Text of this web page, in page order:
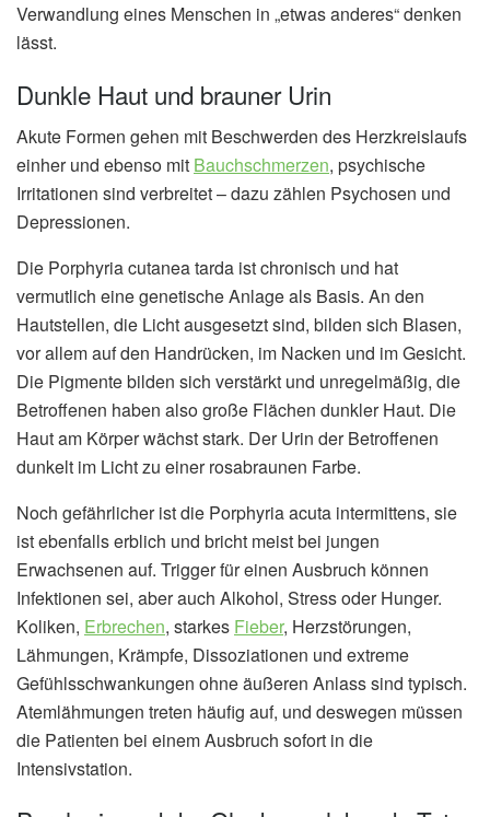
Verwandlung eines Menschen in „etwas anderes“ denken
lässt.
Dunkle Haut und brauner Urin
Akute Formen gehen mit Beschwerden des Herzkreislaufs
einher und ebenso mit Bauchschmerzen, psychische
Irritationen sind verbreitet – dazu zählen Psychosen und
Depressionen.
Die Porphyria cutanea tarda ist chronisch und hat
vermutlich eine genetische Anlage als Basis. An den
Hautstellen, die Licht ausgesetzt sind, bilden sich Blasen,
vor allem auf den Handrücken, im Nacken und im Gesicht.
Die Pigmente bilden sich verstärkt und unregelmäßig, die
Betroffenen haben also große Flächen dunkler Haut. Die
Haut am Körper wächst stark. Der Urin der Betroffenen
dunkelt im Licht zu einer rosabraunen Farbe.
Noch gefährlicher ist die Porphyria acuta intermittens, sie
ist ebenfalls erblich und bricht meist bei jungen
Erwachsenen auf. Trigger für einen Ausbruch können
Infektionen sei, aber auch Alkohol, Stress oder Hunger.
Koliken, Erbrechen, starkes Fieber, Herzstörungen,
Lähmungen, Krämpfe, Dissoziationen und extreme
Gefühlsschwankungen ohne äußeren Anlass sind typisch.
Atemlähmungen treten häufig auf, und deswegen müssen
die Patienten bei einem Ausbruch sofort in die
Intensivstation.